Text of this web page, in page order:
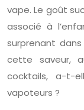
vape. Le goût
associé à
surprenant
cette saveur,
cocktails, a-t-
vapoteurs ?